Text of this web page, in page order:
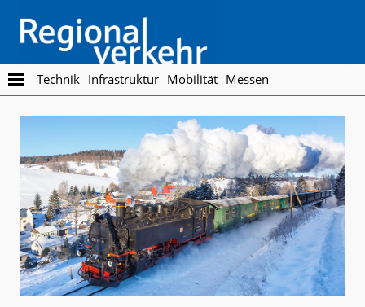
main
content
footer
Regionalverkehr
Die
Fachzeitschrift
Personennahverkehr
Technik Infrastruktur Mobilität Messen